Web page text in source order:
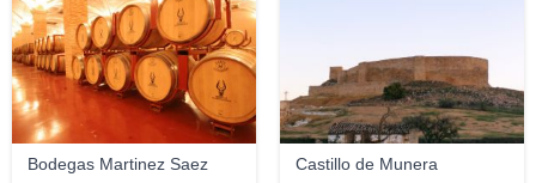
Bodegas Martinez Saez Castillo de Munera